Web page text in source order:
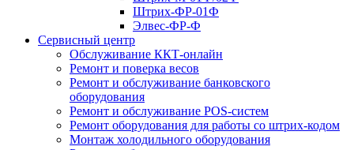
Штрих-ФР-01Ф
Элвес-ФР-Ф
Сервисный центр
Обслуживание ККТ-онлайн
Ремонт и поверка весов
Ремонт и обслуживание банковского
оборудования
Ремонт и обслуживание POS-систем
Ремонт оборудования для работы со штрих-кодом
Монтаж холодильного оборудования